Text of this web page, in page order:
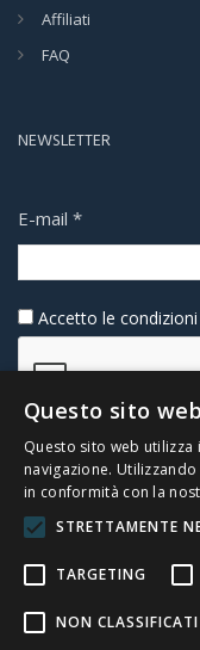
Affiliati
FAQ
NEWSLETTER
E-mail *
Accetto le condizioni
ISCRIVITI
©2017 ParcelValue -
Questo sito
Questo sito web
navigazione.
in conformità con la
STRETTAMENTE
TARGETING
NON CLASSIFICATI